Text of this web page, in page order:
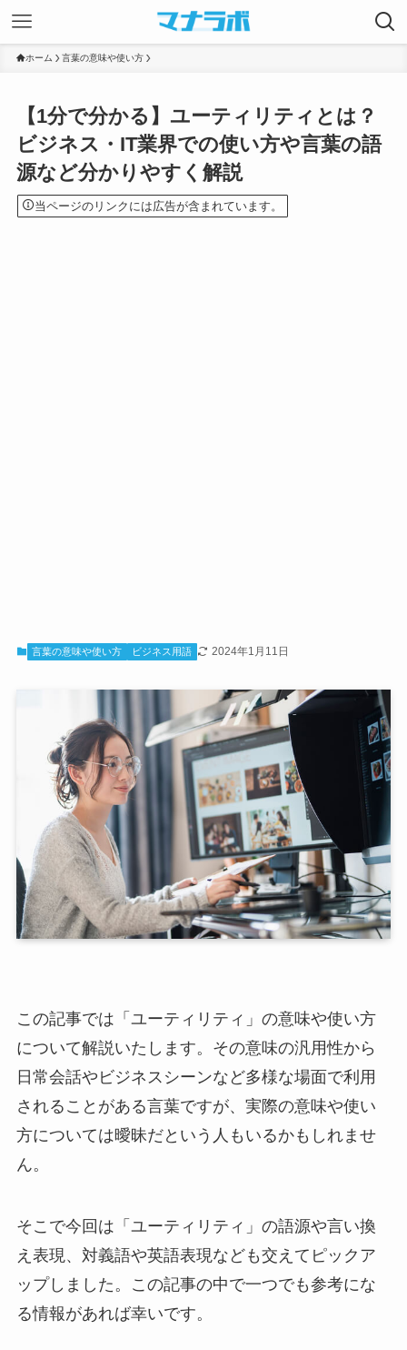
ホーム 言葉の意味や使い方
【1分で分かる】ユーティリティとは？
ビジネス・IT業界での使い方や言葉の語
源など分かりやすく解説
当ページのリンクには広告が含まれています。
言葉の意味や使い方 ビジネス用語 2024年1月11日
この記事では「ユーティリティ」の意味や使い方
について解説いたします。その意味の汎用性から
日常会話やビジネスシーンなど多様な場面で利用
されることがある言葉ですが、実際の意味や使い
方については曖昧だという人もいるかもしれませ
ん。
そこで今回は「ユーティリティ」の語源や言い換
え表現、対義語や英語表現なども交えてピックア
ップしました。この記事の中で一つでも参考にな
る情報があれば幸いです。